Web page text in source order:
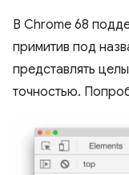
В Chrome 68
примитив под
представлять
точностью.